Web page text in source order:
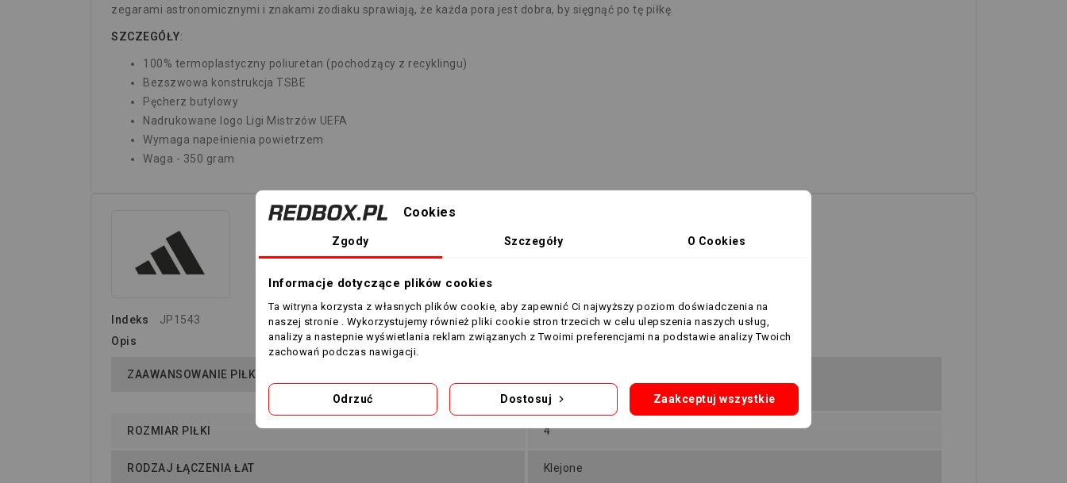
zegarami astronomicznymi i znakami zodiaku sprawiają, że każda pora jest dobra, by sięgnąć po tę piłkę.
SZCZEGÓŁY:
100% termoplastyczny poliuretan (pochodzący z recyklingu)
Bezszwowa konstrukcja TSBE
Pęcherz butylowy
Nadrukowane logo Ligi Mistrzów UEFA
Wymaga napełnienia powietrzem
Waga - 350 gram
Indeks
JP1543
Opis
ZAAWANSOWANIE PIŁKI
Treningowa
ROZMIAR PIŁKI 4
RODZAJ ŁĄCZENIA ŁAT Klejone
Cookies
Zgody Szczegóły O Cookies
Informacje dotyczące plików cookies
Ta witryna korzysta z własnych plików cookie, aby zapewnić Ci najwyższy poziom doświadczenia na
naszej stronie . Wykorzystujemy również pliki cookie stron trzecich w celu ulepszenia naszych usług,
analizy a nastepnie wyświetlania reklam związanych z Twoimi preferencjami na podstawie analizy Twoich
zachowań podczas nawigacji.
Odrzuć Dostosuj Zaakceptuj wszystkie